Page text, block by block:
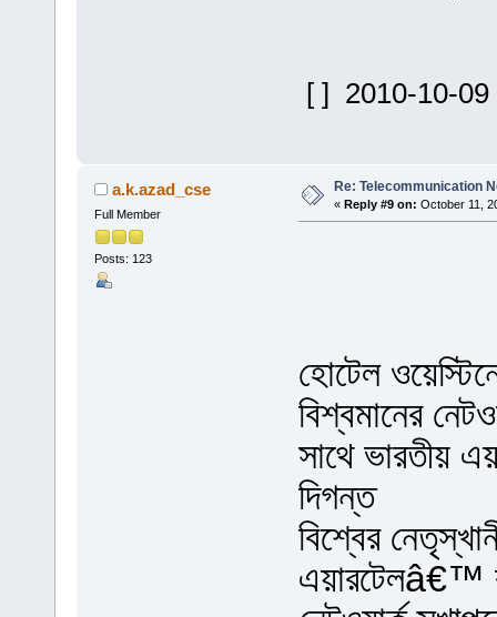
[ ] 2010-10-09
a.k.azad_cse
Full Member
Posts: 123
Re: Telecommunication
« Reply #9 on: October 11,
হোটেল
বিশ্বমানের
সাথে ভারতীয়
দিগন্ত
বিশ্বের
এয়ারটেলâ€™